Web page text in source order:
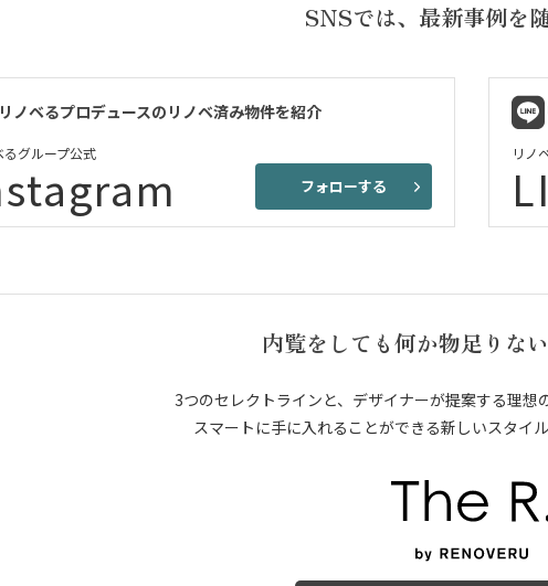
SNSでは、 最新事例を
リノベるプロデュースのリノベ済み物件を紹介
るグループ公式
フォローする
リノ
内覧をしても何か物足りな
3つのセレクトラインと、デザイナーが提案する理想
スマートに手に入れることができる新しいスタイ